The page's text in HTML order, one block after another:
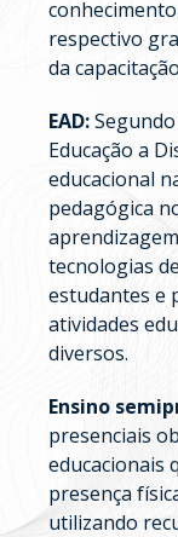
respectivo
da
EAD:
Educação a
educacional
pedagógica
tecnologias
estudantes e
atividades
diversos.
Ensino
presenciais
educacionais
presença
utilizando